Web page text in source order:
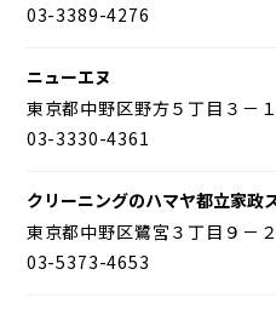
03-3389-4276
ニューエヌ
東京都中野区野方５丁目３－１
03-3330-4361
クリーニングのハマヤ都立家政
東京都中野区鷺宮３丁目９－
03-5373-4653